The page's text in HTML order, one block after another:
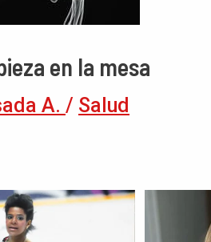
en la mesa
A. / Salud